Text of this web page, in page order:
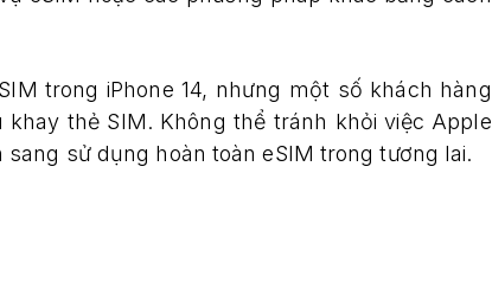
trong iPhone 14, nhưng một số khách hàng
thẻ SIM. Không thể tránh khỏi việc Apple
sử dụng hoàn toàn eSIM trong tương lai.